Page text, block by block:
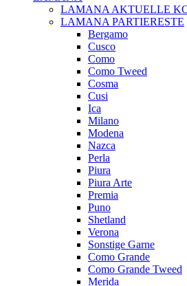
LAMANA AKTUELLE
LAMANA PARTIERESTE
Bergamo
Cusco
Como
Como Tweed
Cosma
Cusi
Ica
Milano
Modena
Nazca
Perla
Piura
Piura Arte
Premia
Puno
Shetland
Verona
Sonstige Garne
Como Grande
Como Grande Tweed
Merida